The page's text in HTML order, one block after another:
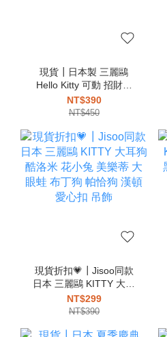
現貨┃日本製 三麗鷗
Hello Kitty 可動 招財貓
開運 原子筆
NT$390
NT$450
現貨折扣💗┃Jisoo同款
日本 三麗鷗 KITTY 大耳
狗 酷洛米 花小兔 美樂蒂
大眼蛙 布丁狗 帕恰狗 漢
NT$299
NT$390